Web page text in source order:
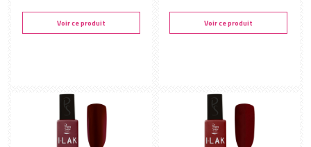
Voir ce produit Voir ce produit